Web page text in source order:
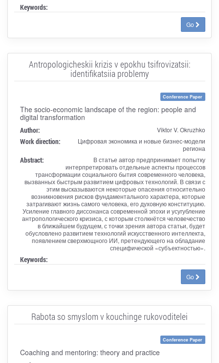
Keywords:
Go
Antropologicheskii krizis v epokhu tsifrovizatsii:
identifikatsiia problemy
Conference Paper
The socio-economic landscape of the region: people and
digital transformation
Author: Viktor V. Okruzhko
Work direction:
Цифровая экономика и новые бизнес-модели
региона
Abstract:
В статье автор предпринимает попытку
интерпретировать отдельные аспекты процессов
трансформации социального бытия современного человека,
вызванных быстрым развитием цифровых технологий. В связи с
этим высказываются некоторые опасения относительно
возникновения рисков фундаментального характера, которые
затрагивают жизнь самого человека, его духовную конституцию.
Усиление главного диссонанса современной эпохи и усугубление
антропологического кризиса, с которым столкнётся человечество
в ближайшем будущем, с точки зрения автора статьи, будет
обусловлено развитием технологий искусственного интеллекта,
появлением сверхмощного ИИ, претендующего на обладание
специфической «субъектностью».
Keywords:
Go
Rabota so smyslom v kouchinge rukovoditelei
Conference Paper
Coaching and mentoring: theory and practice